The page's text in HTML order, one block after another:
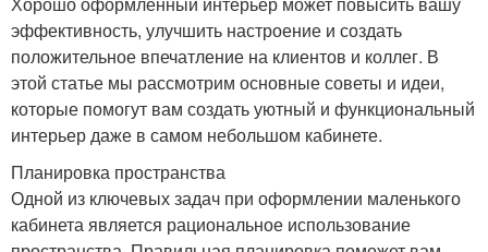
эффективность, улучшить настроение и создать
положительное впечатление на клиентов и коллег. В
этой статье мы рассмотрим основные советы и идеи,
которые помогут вам создать уютный и функциональный
интерьер даже в самом небольшом кабинете.
Планировка пространства
Одной из ключевых задач при оформлении маленького
кабинета является рациональное использование